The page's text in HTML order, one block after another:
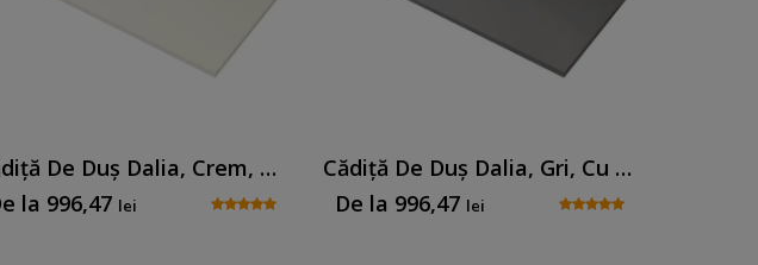
Cădiță De Duș Dalia, Crem, Cu Sifon Inclus
la 996,47 lei
Cădiță De Duș Dalia, Gri, Cu Sifon Inclus
De la 996,47 lei